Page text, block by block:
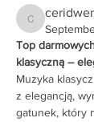
Top
klasyczną –
Muzyka
z elegancją,
gatunek, który